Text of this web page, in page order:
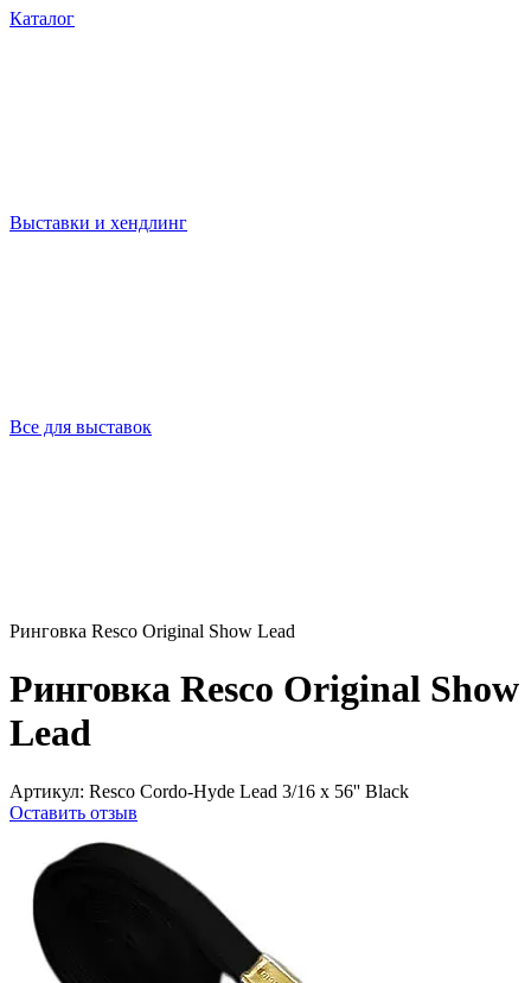
Каталог
Выставки и хендлинг
Все для выставок
Ринговка Resco Original Show Lead
Ринговка Resco Original Show
Lead
Артикул: Resco Cordo-Hyde Lead 3/16 x 56'' Black
Оставить отзыв